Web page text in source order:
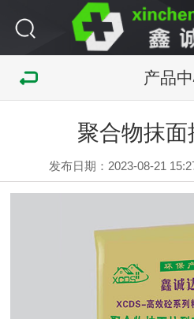
产品
聚合物抹面
发布日期：2023-08-21